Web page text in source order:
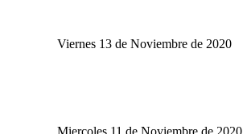
Viernes 13 de Noviembre de 2020
Miercoles 11 de Noviembre de 2020